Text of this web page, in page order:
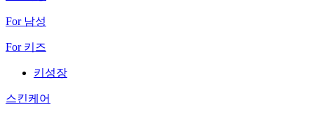
For 남성
For 키즈
키성장
스킨케어